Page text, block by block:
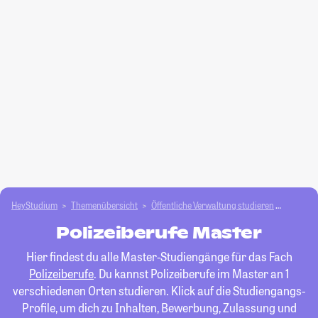
HeyStudium Themenübersicht Öffentliche Verwaltung studieren
Polizeiberufe Master
Hier findest du alle Master-Studiengänge für das Fach
Polizeiberufe. Du kannst Polizeiberufe im Master an 1
verschiedenen Orten studieren. Klick auf die Studiengangs-
Profile, um dich zu Inhalten, Bewerbung, Zulassung und